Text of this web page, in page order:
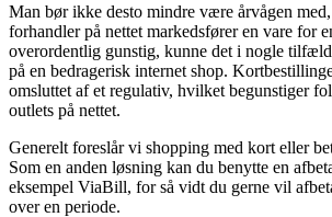
Man bør ikke desto mindre være årvågen
forhandler på nettet markedsfører en vare for
overordentlig gunstig, kunne det i nogle
på en bedragerisk internet shop.
omsluttet af et regulativ, hvilket begunstiger
outlets på nettet.
Generelt foreslår vi shopping med kort eller
Som en anden løsning kan du benytte en
eksempel ViaBill, for så vidt du gerne vil
over en periode.